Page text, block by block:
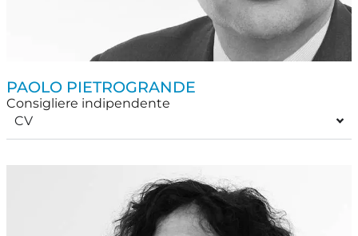
PAOLO PIETROGRANDE
Consigliere indipendente
CV